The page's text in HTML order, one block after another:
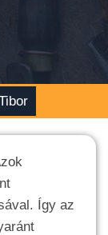
Így az